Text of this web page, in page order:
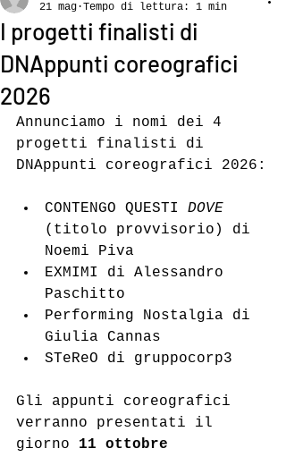
I progetti finalisti di
DNAppunti coreografici
2026
21 mag Tempo di lettura: 1 min
Annunciamo i nomi dei 4
progetti finalisti di
DNAppunti coreografici 2026:
CONTENGO QUESTI DOVE
(titolo provvisorio)
di
Noemi Piva
EXMIMI di Alessandro
Paschitto
Performing Nostalgia di
Giulia Cannas
STeReO di gruppocorp3
Gli appunti coreografici
verranno presentati il
giorno 11 ottobre